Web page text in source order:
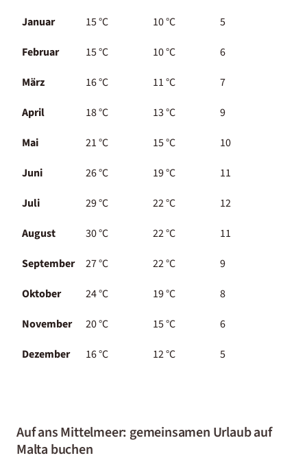
Januar 15 °C 10 °C 5
Februar
15 °C 10 °C 6
März
16 °C 11 °C 7
April
18 °C 13 °C 9
Mai
21 °C 15 °C 10
Juni
26 °C 19 °C 11
Juli
29 °C 22 °C 12
August
30 °C 22 °C 11
September
27 °C 22 °C 9
Oktober
24 °C 19 °C 8
November
20 °C 15 °C 6
Dezember
16 °C 12 °C 5
Auf ans Mittelmeer: gemeinsamen Urlaub auf
Malta buchen